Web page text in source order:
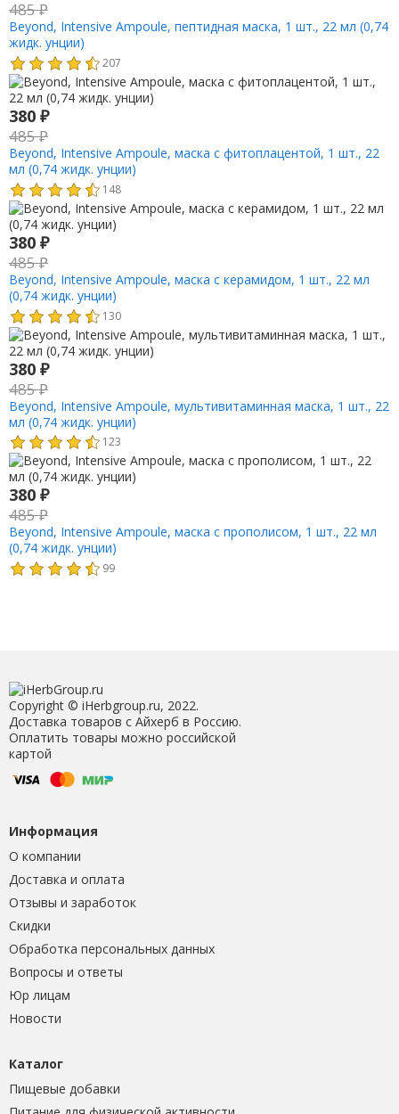
485₽
Beyond, Intensive Ampoule, пептидная маска, 1 шт., 22 мл (0,74
жидк. унции)
207
380 ₽
485₽
Beyond, Intensive Ampoule, маска с фитоплацентой, 1 шт., 22
мл (0,74 жидк. унции)
148
380 ₽
485₽
Beyond, Intensive Ampoule, маска с керамидом, 1 шт., 22 мл
(0,74 жидк. унции)
130
380 ₽
485₽
Beyond, Intensive Ampoule, мультивитаминная маска, 1 шт., 22
мл (0,74 жидк. унции)
123
380 ₽
485₽
Beyond, Intensive Ampoule, маска с прополисом, 1 шт., 22 мл
(0,74 жидк. унции)
99
Copyright © iHerbgroup.ru, 2022.
Доставка товаров с Айхерб в Россию.
Оплатить товары можно российской
картой
Информация
О компании
Доставка и оплата
Отзывы и заработок
Скидки
Обработка персональных данных
Вопросы и ответы
Юр лицам
Новости
Каталог
Пищевые добавки